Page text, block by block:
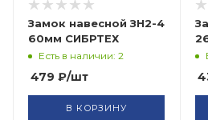
Замок навесной ЗН2-4
60мм СИБРТЕХ
Есть в наличии: 2
479 ₽/шт
В КОРЗИНУ